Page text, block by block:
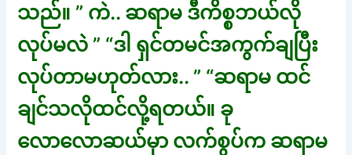
သည်။ ” ကဲ.. ဆရာမ ဒီကိစ္စဘယ်လို
လုပ်မလဲ ” “ဒါ ရှင်တမင်အကွက်ချပြီး
လုပ်တာမဟုတ်လား.. ” “ဆရာမ ထင်
ချင်သလိုထင်လို့ရတယ်။ ခု
လောလောဆယ်မှာ လက်စွပ်က ဆရာမ